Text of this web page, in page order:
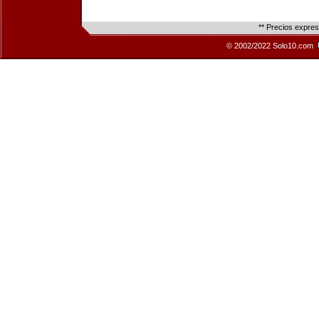
** Precios
© 2002/2022 Solo10.com